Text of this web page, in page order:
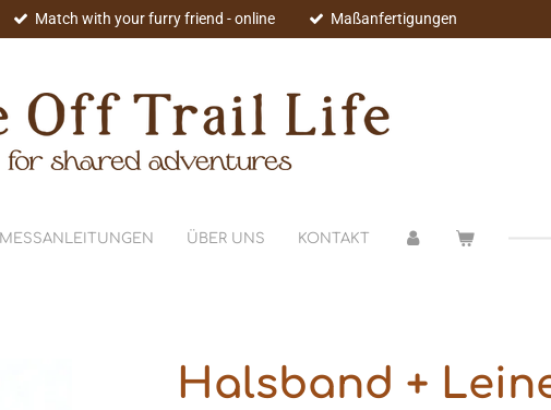
Match with your furry friend - online Maßanfertigungen
MESSANLEITUNGEN ÜBER UNS KONTAKT
Halsband +